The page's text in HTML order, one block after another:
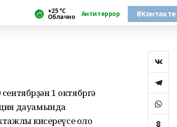
+25 °С
Облачно Антитеррор ВКонтакте
1 октябргә
дауамында
кисереүсе оло